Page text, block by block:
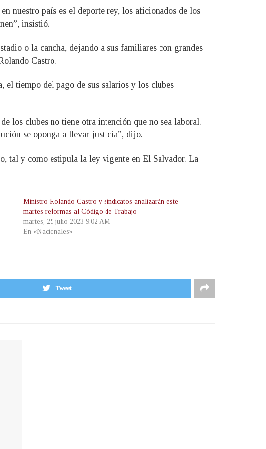
nuestro país es el deporte rey, los aficionados de los
insistió.
o la cancha, dejando a sus familiares con grandes
Castro.
el tiempo del pago de sus salarios y los clubes
los clubes no tiene otra intención que no sea laboral.
se oponga a llevar justicia”, dijo.
tal y como estipula la ley vigente en El Salvador. La
Ministro Rolando Castro y sindicatos analizarán este
martes reformas al Código de Trabajo
martes, 25 julio 2023 9:02 AM
En «Nacionales»
Tweet